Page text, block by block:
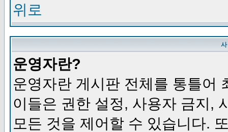
위로
운영자란?
운영자란 게시판 전체를 통틀어
이들은 권한 설정, 사용자 금지,
모든 것을 제어할 수 있습니다.